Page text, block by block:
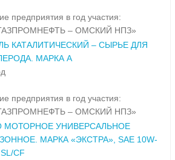
предприятия в год участия:
– ОМСКИЙ НПЗ»
КАТАЛИТИЧЕСКИЙ – СЫРЬЕ ДЛЯ
МАРКА А
предприятия в год участия:
– ОМСКИЙ НПЗ»
МОТОРНОЕ УНИВЕРСАЛЬНОЕ
МАРКА «ЭКСТРА», SAE 10W-
CF